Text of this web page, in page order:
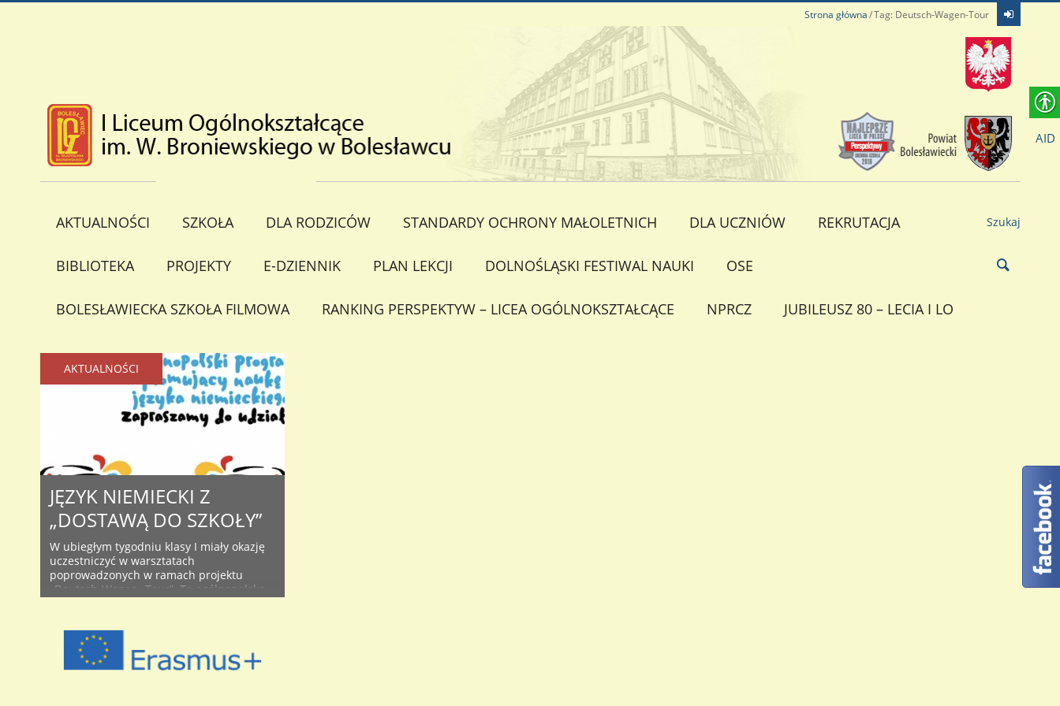
Strona główna Tag: Deutsch-Wagen-Tour
AKTUALNOŚCI SZKOŁA DLA RODZICÓW STANDARDY OCHRONY MAŁOLETNICH DLA UCZNIÓW REKRUTACJA
BIBLIOTEKA PROJEKTY E-DZIENNIK PLAN LEKCJI DOLNOŚLĄSKI FESTIWAL NAUKI OSE
BOLESŁAWIECKA SZKOŁA FILMOWA RANKING PERSPEKTYW – LICEA OGÓLNOKSZTAŁCĄCE NPRCZ JUBILEUSZ 80 – LECIA I LO
Szukaj
AKTUALNOŚCI
JĘZYK NIEMIECKI Z
„DOSTAWĄ DO SZKOŁY”
W ubiegłym tygodniu klasy I miały okazję
uczestniczyć w warsztatach
poprowadzonych w ramach projektu
„Deutsch-Wagen- Tour”. To ogólnopolska
niemieckiego. Ciekawe metody, atrakcyjna
forma zajęć oraz praktyczne zastosowanie
umiejętności językowych – to niewątpliwie
dodatkowa zachęta dla tych, którzy uczą
AID